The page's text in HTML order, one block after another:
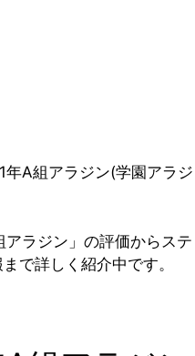
A組アラジン(学園アラジ
ラジン」の評価からステ
で詳しく紹介中です。